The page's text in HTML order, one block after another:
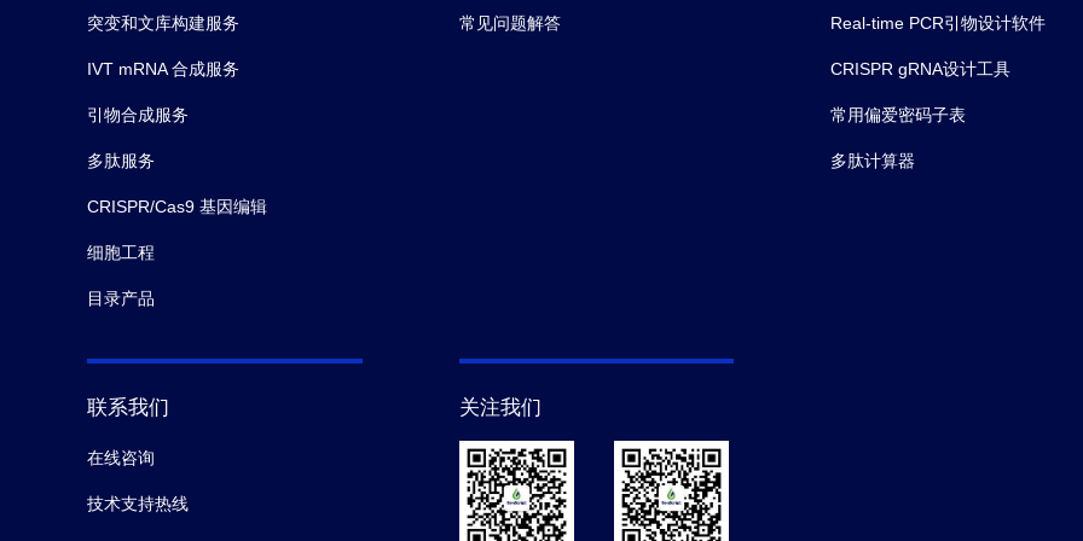
突变和文库构建服务
IVT mRNA 合成服务
引物合成服务
多肽服务
CRISPR/Cas9 基因编辑
细胞工程
目录产品
常见问题解答 Real-time PCR引物设计软件
CRISPR gRNA设计工具
常用偏爱密码子表
多肽计算器
联系我们
在线咨询
技术支持热线
关注我们